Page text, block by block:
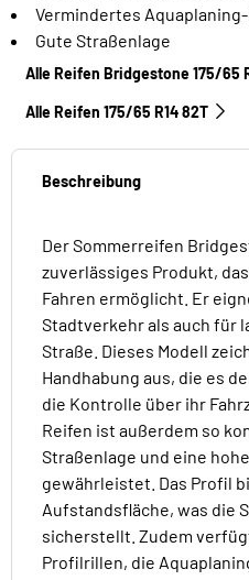
Vermindertes
Gute Straßenlage
Alle Reifen Bridgestone 175/65
Alle Reifen‎ 175/65 R14 82T
Beschreibung
Der Sommerreifen
zuverlässiges Produkt,
Fahren ermöglicht. Er
Stadtverkehr als auch für
Straße. Dieses Modell
Handhabung aus, die es
die Kontrolle über ihr
Reifen ist außerdem so
Straßenlage und eine
gewährleistet. Das Profil
Aufstandsfläche, was die
sicherstellt. Zudem
Profilrillen, die